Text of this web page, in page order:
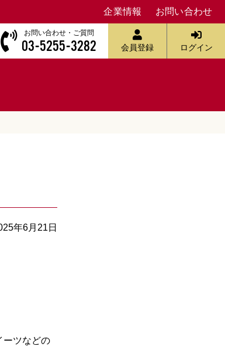
企業情報 お問い合わせ
お問い合わせ・ご質問
03-5255-3282 会員登録 ログイン
年6月21日
ーツなどの